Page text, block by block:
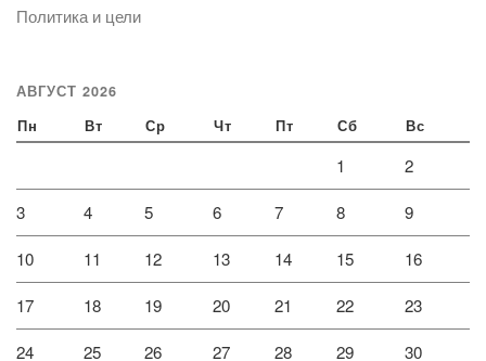
Политика и цели
АВГУСТ 2026
Пн Вт Ср Чт Пт Сб Вс
1 2
3 4 5 6 7 8 9
10 11 12 13 14 15 16
17 18 19 20 21 22 23
24 25 26 27 28 29 30